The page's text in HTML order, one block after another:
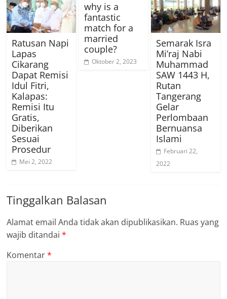
Ratusan Napi
Lapas
Cikarang
Dapat Remisi
Idul Fitri,
Kalapas:
Remisi Itu
Gratis,
Diberikan
Sesuai
Prosedur
Mei 2, 2022
why is a
fantastic
match for a
married
couple?
Oktober 2, 2023
Semarak Isra
Mi’raj Nabi
Muhammad
SAW 1443 H,
Rutan
Tangerang
Gelar
Perlombaan
Bernuansa
Islami
Februari 22,
2022
Tinggalkan Balasan
Alamat email Anda tidak akan dipublikasikan. Ruas yang
wajib ditandai*
Komentar*